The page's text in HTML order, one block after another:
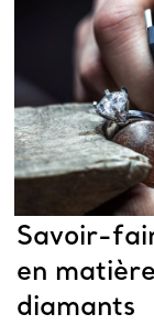
Savoir-
en
diamants